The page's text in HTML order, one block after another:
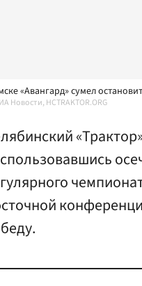
«Авангард» сумел
Новости, HCTRAKTOR.ORG